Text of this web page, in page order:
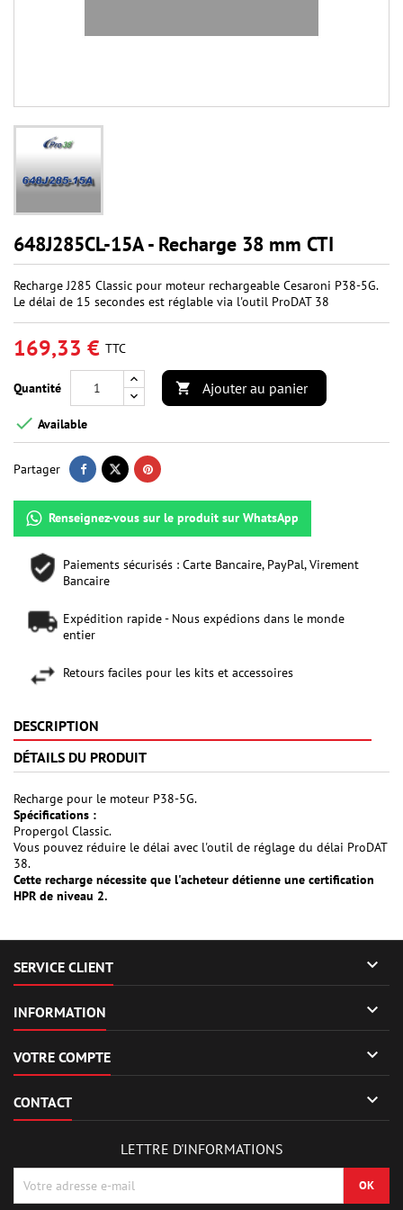
648J285CL-15A - Recharge 38 mm CTI
Recharge J285 Classic pour moteur rechargeable Cesaroni P38-5G.
Le délai de 15 secondes est réglable via l'outil ProDAT 38
169,33 € TTC
Quantité  Ajouter au panier
 Available
Partager
Renseignez-vous sur le produit sur WhatsApp
Paiements sécurisés : Carte Bancaire, PayPal, Virement
Bancaire
Expédition rapide - Nous expédions dans le monde
entier
Retours faciles pour les kits et accessoires
DESCRIPTION
DÉTAILS DU PRODUIT
Recharge pour le moteur P38-5G.
Spécifications :
Propergol Classic.
Vous pouvez réduire le délai avec l'outil de réglage du délai ProDAT
38.
Cette recharge nécessite que l'acheteur détienne une certification
HPR de niveau 2.
SERVICE CLIENT 
INFORMATION 
VOTRE COMPTE 
CONTACT 
LETTRE D'INFORMATIONS